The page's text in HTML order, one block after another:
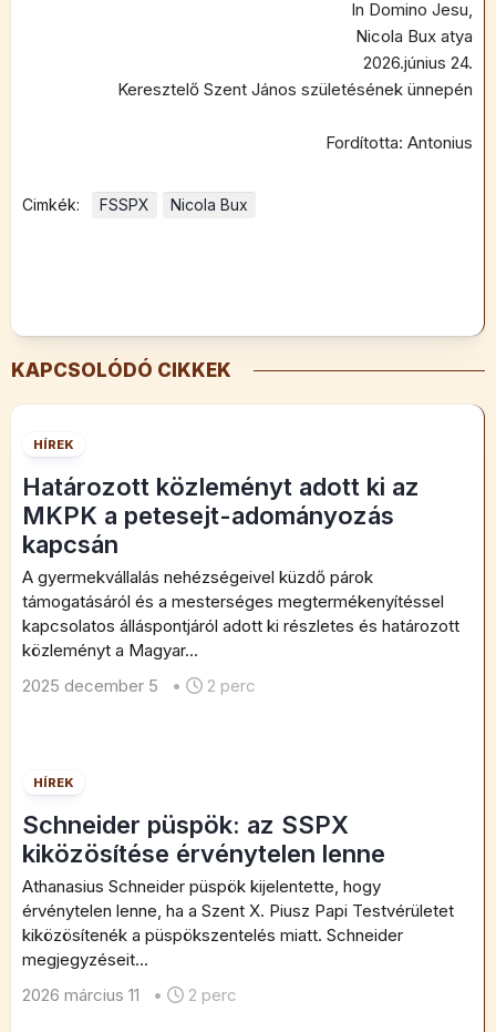
In Domino Jesu,
Nicola Bux atya
2026.június 24.
Keresztelő Szent János születésének ünnepén
Fordította: Antonius
Cimkék: FSSPX Nicola Bux
KAPCSOLÓDÓ CIKKEK
HÍREK
Határozott közleményt adott ki az
MKPK a petesejt-adományozás
kapcsán
A gyermekvállalás nehézségeivel küzdő párok
támogatásáról és a mesterséges megtermékenyítéssel
kapcsolatos álláspontjáról adott ki részletes és határozott
közleményt a Magyar...
2025 december 5
• 2 perc
HÍREK
Schneider püspök: az SSPX
kiközösítése érvénytelen lenne
Athanasius Schneider püspök kijelentette, hogy
érvénytelen lenne, ha a Szent X. Piusz Papi Testvérületet
kiközösítenék a püspökszentelés miatt. Schneider
megjegyzéseit...
2026 március 11
• 2 perc